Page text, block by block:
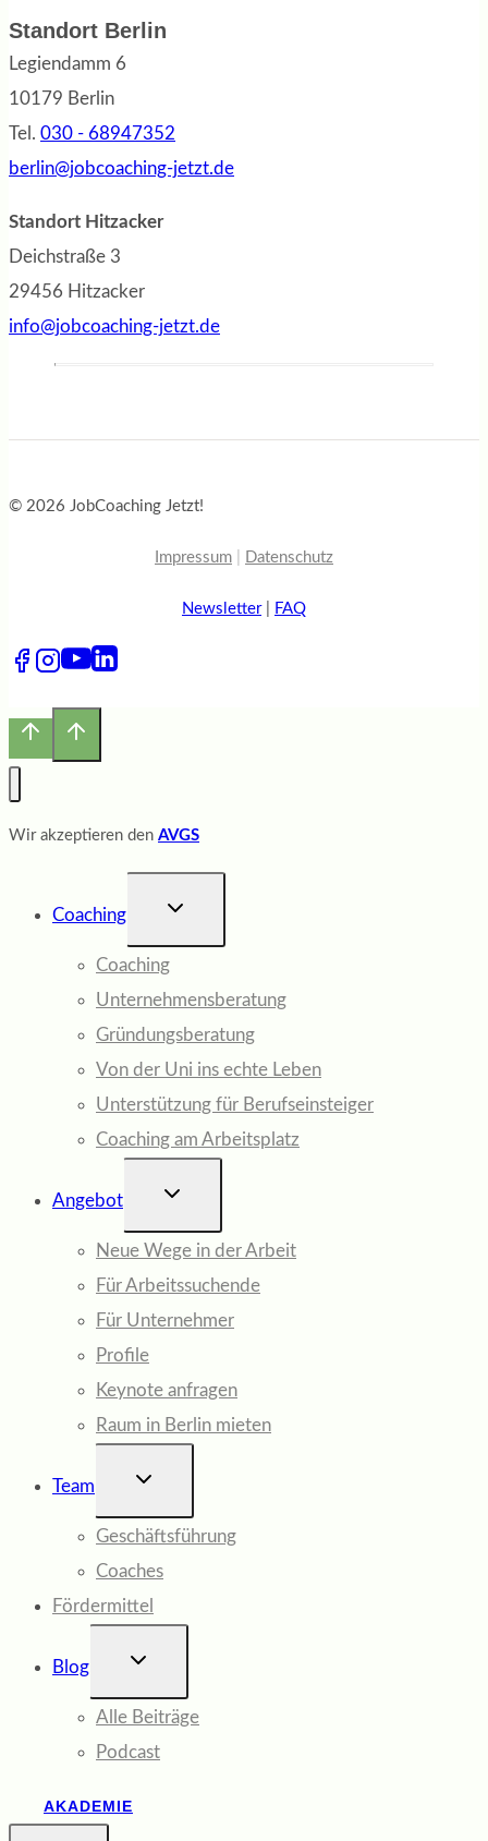
Standort Berlin
Legiendamm 6
10179 Berlin
Tel. 030 - 68947352
berlin@jobcoaching-jetzt.de
Standort Hitzacker
Deichstraße 3
29456 Hitzacker
info@jobcoaching-jetzt.de
© 2026 JobCoaching Jetzt!
Impressum Datenschutz
Newsletter| FAQ
Wir akzeptieren den AVGS
Coaching
UNTERMENÜ
Coaching
Unternehmensberatung
Gründungsberatung
Von der Uni ins echte Leben
Unterstützung für Berufseinsteiger
Coaching am Arbeitsplatz
Angebot
UNTERMENÜ
Neue Wege in der Arbeit
Für Arbeitssuchende
Für Unternehmer
Profile
Keynote anfragen
Raum in Berlin mieten
Team
UNTERMENÜ
Geschäftsführung
Coaches
Fördermittel
Blog
UNTERMENÜ
Alle Beiträge
Podcast
AKADEMIE